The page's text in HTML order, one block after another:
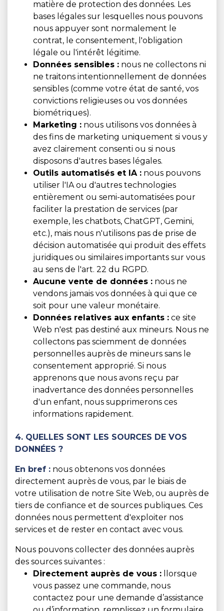
matière de protection des données. Les
bases légales sur lesquelles nous pouvons
nous appuyer sont normalement le
contrat, le consentement, l'obligation
légale ou l'intérêt légitime.
Données sensibles : nous ne collectons ni
ne traitons intentionnellement de données
sensibles (comme votre état de santé, vos
convictions religieuses ou vos données
biométriques).
Marketing : nous utilisons vos données à
des fins de marketing uniquement si vous y
avez clairement consenti ou si nous
disposons d'autres bases légales.
Outils automatisés et IA : nous pouvons
utiliser l'IA ou d'autres technologies
entièrement ou semi-automatisées pour
faciliter la prestation de services (par
exemple, les chatbots, ChatGPT, Gemini,
etc.), mais nous n'utilisons pas de prise de
décision automatisée qui produit des effets
juridiques ou similaires importants sur vous
au sens de l'art. 22 du RGPD.
Aucune vente de données : nous ne
vendons jamais vos données à qui que ce
soit pour une valeur monétaire.
Données relatives aux enfants : ce site
Web n'est pas destiné aux mineurs. Nous ne
collectons pas sciemment de données
personnelles auprès de mineurs sans le
consentement approprié. Si nous
apprenons que nous avons reçu par
inadvertance des données personnelles
d'un enfant, nous supprimerons ces
informations rapidement.
4. QUELLES SONT LES SOURCES DE VOS
DONNÉES ?
En bref : nous obtenons vos données
directement auprès de vous, par le biais de
votre utilisation de notre Site Web, ou auprès de
tiers de confiance et de sources publiques. Ces
données nous permettent d'exploiter nos
services et de rester en contact avec vous.
Nous pouvons collecter des données auprès
des sources suivantes :
Directement auprès de vous : llorsque
vous passez une commande, nous
contactez pour une demande d’assistance